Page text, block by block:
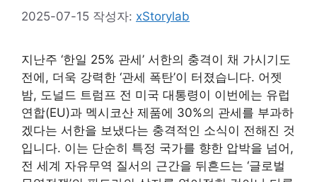
2025-07-15 작성자: xStorylab
지난주 ‘한일 25% 관세’ 서한의 충격이 채 가시기도
전에, 더욱 강력한 ‘관세 폭탄’이 터졌습니다. 어젯
밤, 도널드 트럼프 전 미국 대통령이 이번에는 유럽
연합(EU)과 멕시코산 제품에 30%의 관세를 부과하
겠다는 서한을 보냈다는 충격적인 소식이 전해진 것
입니다. 이는 단순히 특정 국가를 향한 압박을 넘어,
전 세계 자유무역 질서의 근간을 뒤흔드는 ‘글로벌